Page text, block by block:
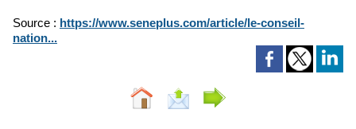
Source : https://www.seneplus.com/article/le-conseil-
nation...